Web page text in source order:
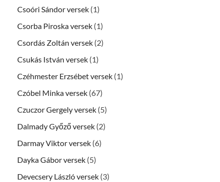
Csoóri Sándor versek (1)
Csorba Piroska versek (1)
Csordás Zoltán versek (2)
Csukás István versek (1)
Czéhmester Erzsébet versek (1)
Czóbel Minka versek (67)
Czuczor Gergely versek (5)
Dalmady Győző versek (2)
Darmay Viktor versek (6)
Dayka Gábor versek (5)
Devecsery László versek (3)